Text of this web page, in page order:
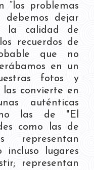
“los problemas
debemos dejar
la calidad de
recuerdos de
que no
en un
fotos y
las convierte en
auténticas
las de "El
como las de
representan
incluso lugares
representan